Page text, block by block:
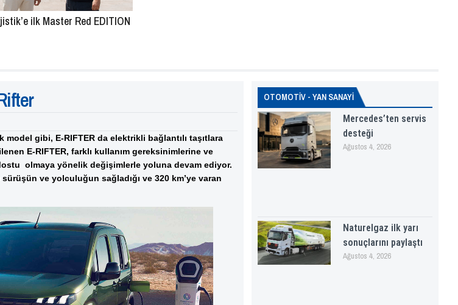
ilk Master Red EDITION
model gibi, E-RIFTER da elektrikli bağlantılı taşıtlara
E-RIFTER, farklı kullanım gereksinimlerine ve
olmaya yönelik değişimlerle yoluna devam ediyor.
ve yolculuğun sağladığı ve 320 km’ye varan
OTOMOTİV - YAN SANAYİ
Mercedes’ten servis
desteği
Ağustos 4, 2026
Naturelgaz ilk yarı
sonuçlarını paylaştı
Ağustos 4, 2026